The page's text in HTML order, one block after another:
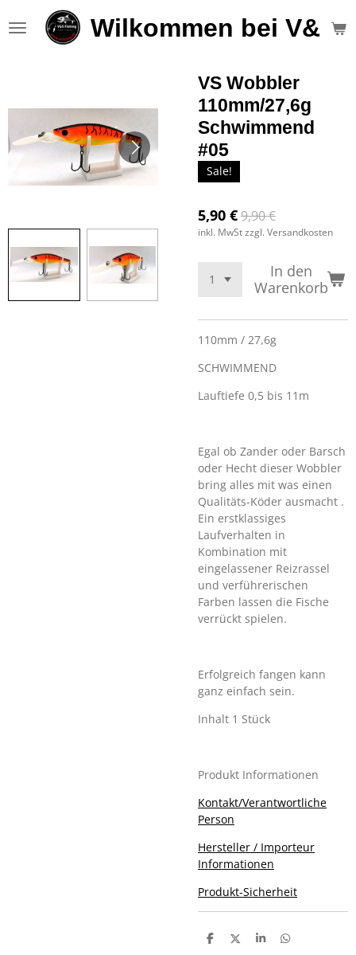
Hauptinhalt
Wilkommen bei V&S
VS Wobbler
110mm/27,6g
Schwimmend
#05
Sale!
5,90 €9,90 €
inkl. MwSt zzgl. Versandkosten
In den
Warenkorb
110mm / 27,6g
SCHWIMMEND
Lauftiefe 0,5 bis 11m
Egal ob Zander oder Barsch
oder Hecht dieser Wobbler
bring alles mit was einen
Qualitäts-Köder ausmacht .
Ein erstklassiges
Laufverhalten in
Kombination mit
eingelassener Reizrassel
und verführerischen
Farben lassen die Fische
verrückt spielen.
Erfolgreich fangen kann
ganz einfach sein.
Inhalt 1 Stück
Produkt Informationen
Kontakt/Verantwortliche
Person
Hersteller / Importeur
Informationen
Produkt-Sicherheit
T
T
T
T